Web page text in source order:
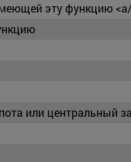
эту функцию
или центральный